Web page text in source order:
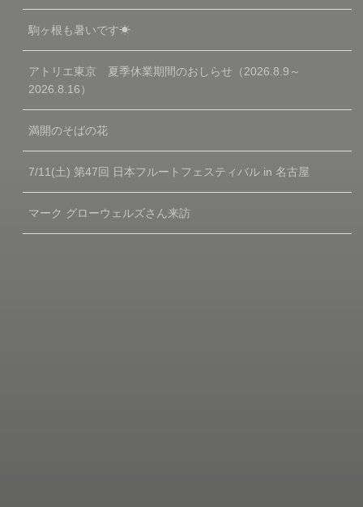
駒ヶ根も暑いです☀
アトリエ東京 夏季休業期間のおしらせ（2026.8.9～
2026.8.16）
満開のそばの花
7/11(土) 第47回 日本フルートフェスティバル in 名古屋
マーク グローウェルズさん来訪